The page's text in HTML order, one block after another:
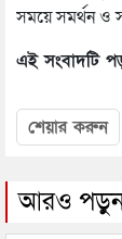
সময়ে সমর্থন ও
এই সংবাদটি
শেয়ার করুন
আরও